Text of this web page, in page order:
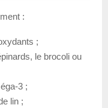
:
;
le brocoli ou
3 ;
lin ;